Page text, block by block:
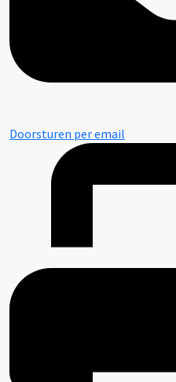
Doorsturen per email